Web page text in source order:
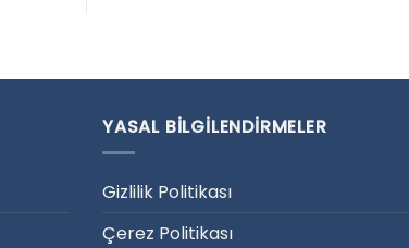
YASAL BILGILENDIRMELER
Gizlilik Politikası
Çerez Politikası